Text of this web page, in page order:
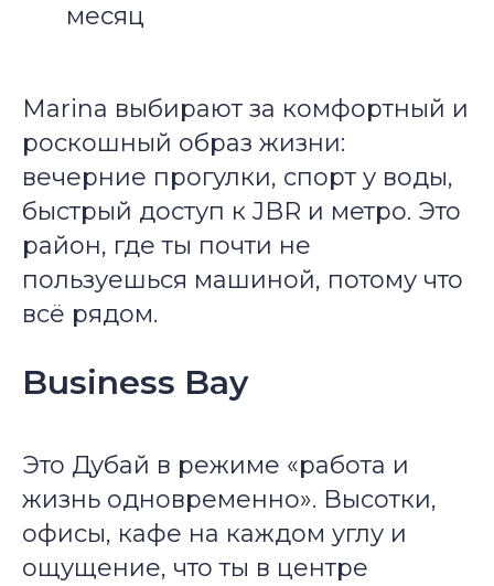
месяц
Marina выбирают за комфортный и
роскошный образ жизни:
вечерние прогулки, спорт у воды,
быстрый доступ к JBR и метро. Это
район, где ты почти не
пользуешься машиной, потому что
всё рядом.
Business Bay
Это Дубай в режиме «работа и
жизнь одновременно». Высотки,
офисы, кафе на каждом углу и
ощущение, что ты в центре